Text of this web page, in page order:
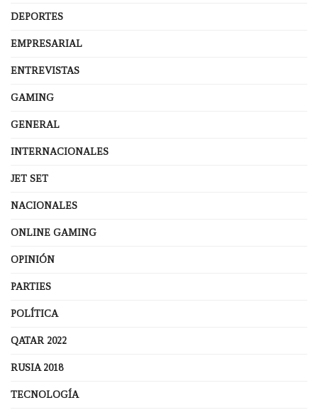
DEPORTES
EMPRESARIAL
ENTREVISTAS
GAMING
GENERAL
INTERNACIONALES
JET SET
NACIONALES
ONLINE GAMING
OPINIÓN
PARTIES
POLÍTICA
QATAR 2022
RUSIA 2018
TECNOLOGÍA